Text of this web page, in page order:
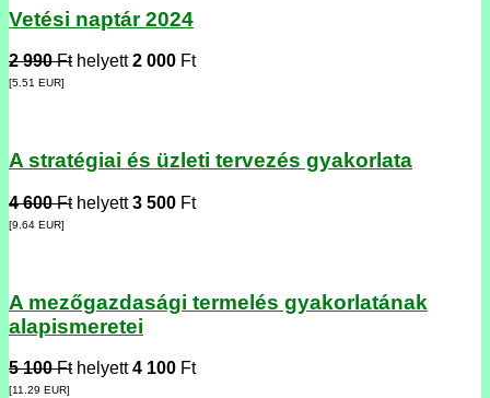
Vetési naptár 2024
2 990 Fthelyett2 000 Ft
[5.51 EUR]
A stratégiai és üzleti tervezés gyakorlata
4 600 Fthelyett3 500 Ft
[9.64 EUR]
A mezőgazdasági termelés gyakorlatának
alapismeretei
5 100 Fthelyett4 100 Ft
[11.29 EUR]